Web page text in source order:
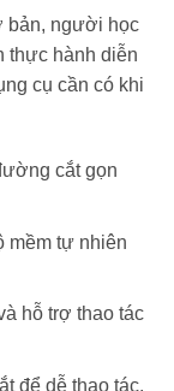
bản, người học
thực hành diễn
cụ cần có khi
cắt gọn
mềm tự nhiên
hỗ trợ thao tác
để dễ thao tác.